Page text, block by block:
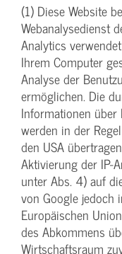
(1) Diese Website
Webanalysedienst
Analytics
Ihrem Computer
Analyse der
ermöglichen. Die
Informationen über
werden in der
den USA
Aktivierung der IP-
unter Abs. 4) auf
von Google jedoch
Europäischen
des Abkommens
Wirtschaftsraum